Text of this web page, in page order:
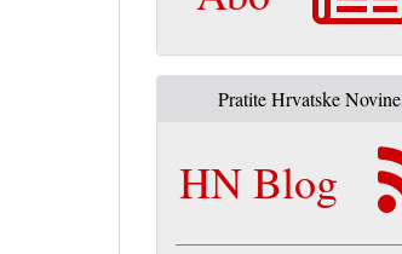
Pratite Hrvatske Novine
HN Blog